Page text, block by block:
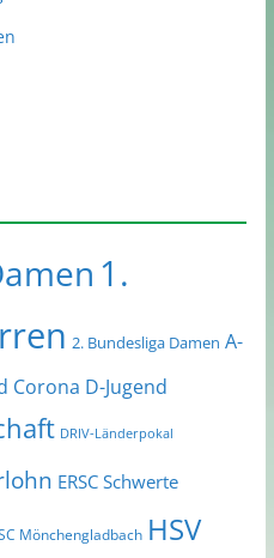
1.
2. Bundesliga Damen A-
Corona D-Jugend
DRIV-Länderpokal
ERSC Schwerte
Mönchengladbach HSV